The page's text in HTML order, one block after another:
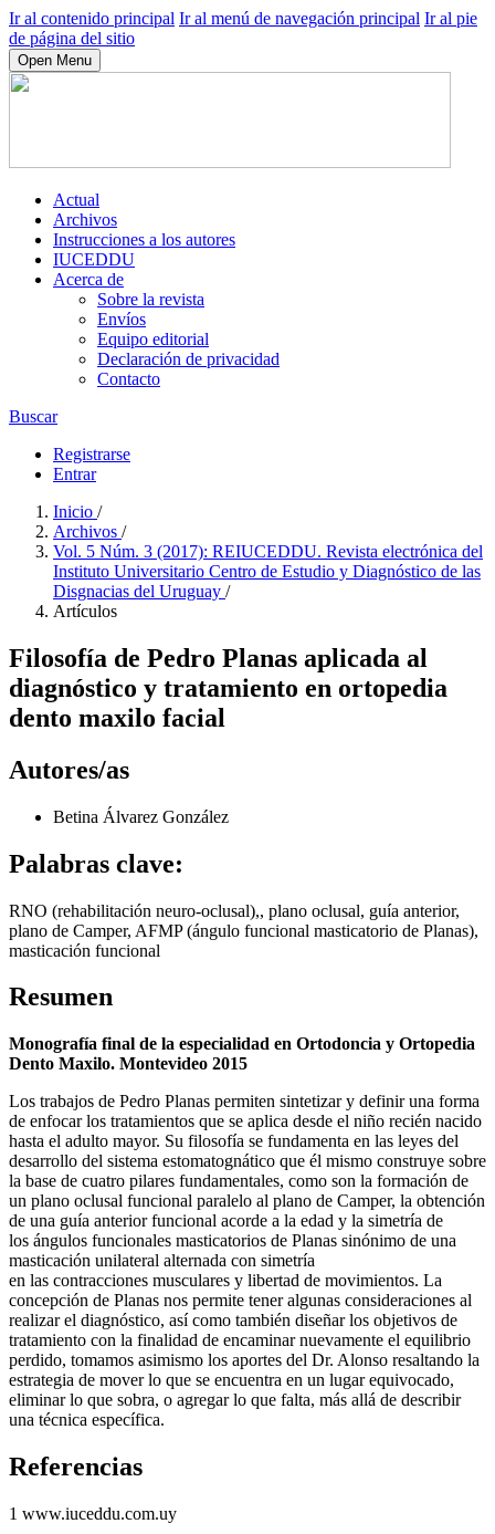
Ir al contenido principal Ir al menú de navegación principal Ir al pie
de página del sitio
Open Menu
Actual
Archivos
Instrucciones a los autores
IUCEDDU
Acerca de
Sobre la revista
Envíos
Equipo editorial
Declaración de privacidad
Contacto
Buscar
Registrarse
Entrar
Inicio /
Archivos /
Vol. 5 Núm. 3 (2017): REIUCEDDU. Revista electrónica del
Instituto Universitario Centro de Estudio y Diagnóstico de las
Disgnacias del Uruguay /
Artículos
Filosofía de Pedro Planas aplicada al
diagnóstico y tratamiento en ortopedia
dento maxilo facial
Autores/as
Betina Álvarez González
Palabras clave:
RNO (rehabilitación neuro-oclusal),, plano oclusal, guía anterior,
plano de Camper, AFMP (ángulo funcional masticatorio de Planas),
masticación funcional
Resumen
Monografía final de la especialidad en Ortodoncia y Ortopedia
Dento Maxilo. Montevideo 2015
Los trabajos de Pedro Planas permiten sintetizar y definir una forma
de enfocar los tratamientos que se aplica desde el niño recién nacido
hasta el adulto mayor. Su filosofía se fundamenta en las leyes del
desarrollo del sistema estomatognático que él mismo construye sobre
la base de cuatro pilares fundamentales, como son la formación de
un plano oclusal funcional paralelo al plano de Camper, la obtención
de una guía anterior funcional acorde a la edad y la simetría de
los ángulos funcionales masticatorios de Planas sinónimo de una
masticación unilateral alternada con simetría
en las contracciones musculares y libertad de movimientos. La
concepción de Planas nos permite tener algunas consideraciones al
realizar el diagnóstico, así como también diseñar los objetivos de
tratamiento con la finalidad de encaminar nuevamente el equilibrio
perdido, tomamos asimismo los aportes del Dr. Alonso resaltando la
estrategia de mover lo que se encuentra en un lugar equivocado,
eliminar lo que sobra, o agregar lo que falta, más allá de describir
una técnica específica.
Referencias
1 www.iuceddu.com.uy